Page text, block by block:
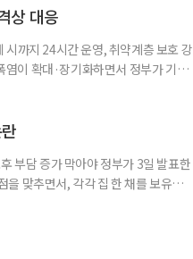
능력으로
상 대응
시까지 24시간 운영, 취약계층 보호 강
이 확대·장기화하면서 정부가 기존
고 장기화한 데 따른 것이다. 기존에
부담 증가 막아야 정부가 3일 발표한
을 맞추면서, 각각 집 한 채를 보유한
제 이혼해 주거와 생계를 분